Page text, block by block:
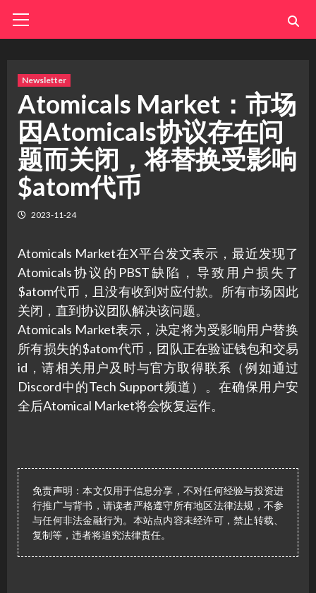
Menu
Newsletter
Atomicals Market：市场
因Atomicals协议存在问
题而关闭，将替换受影响
$atom代币
2023-11-24
Atomicals Market在X平台发文表示，最近发现了
Atomicals协议的PBST缺陷，导致用户损失了
$atom代币，且没有收到对应付款。所有市场因此
关闭，直到协议团队解决该问题。
Atomicals Market表示，决定将为受影响用户替换
所有损失的$atom代币，团队正在验证钱包和交易
id，请相关用户及时与官方取得联系（例如通过
Discord中的Tech Support频道）。在确保用户安
全后Atomical Market将会恢复运作。
免责声明：本文仅用于信息分享，不对任何经验与投资进
行推广与背书，请读者严格遵守所有地区法律法规，不参
与任何非法金融行为。本站点内容未经许可，禁止转载、
复制等，违者将追究法律责任。